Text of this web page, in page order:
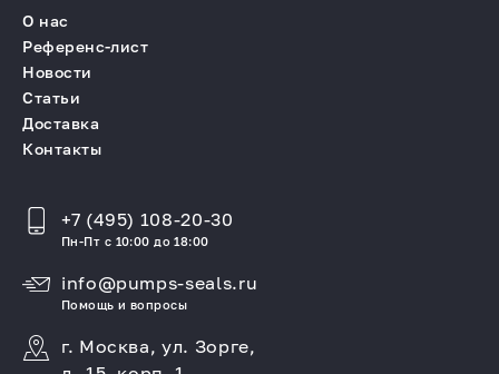
О нас
Референс-лист
Новости
Статьи
Доставка
Контакты
+7 (495) 108-20-30
Пн-Пт с 10:00 до 18:00
info@pumps-seals.ru
Помощь и вопросы
г. Москва, ул. Зорге,